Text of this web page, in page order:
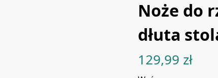
Noże do
dłuta
129,99 zł